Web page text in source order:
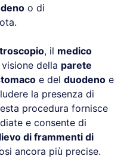
o di
, il medico
della parete
e del duodeno e
la presenza di
procedura fornisce
e consente di
di frammenti di
ancora più precise.